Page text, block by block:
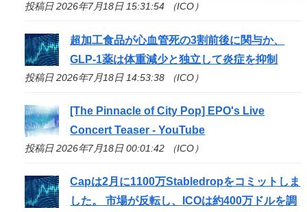
投稿日 2026年7月18日 15:31:54 （ICO）
超加工食品が心血管死の3割前後に関与か、
GLP-1薬は体重減少と独立して炎症を抑制
投稿日 2026年7月18日 14:53:38 （ICO）
[The Pinnacle of City Pop] EPO's Live
Concert Teaser - YouTube
投稿日 2026年7月18日 00:01:42 （ICO）
Capは2月に1100万Stabledropをコミットしま
した。 市場が反転し、
ICOは約400万ドルを調